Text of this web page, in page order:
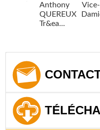
Anthony
Tr&ea...